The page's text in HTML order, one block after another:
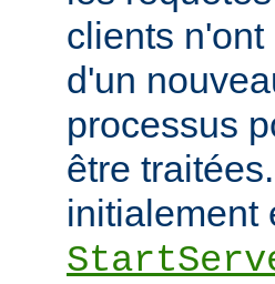
clients
d'un
processus
être
initialement